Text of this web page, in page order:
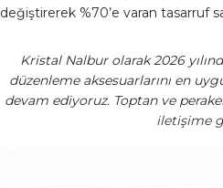
değiştirerek %70’e varan tasarruf
Kristal Nalbur olarak 2026
düzenleme aksesuarlarını en
devam ediyoruz. Toptan ve
iletişime